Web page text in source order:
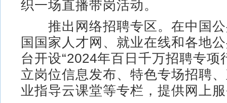
织一场直播带岗活动。
推出网络招聘专区。在中国公
国国家人才网、就业在线和各地
台开设“2024年百日千万招聘专项
立岗位信息发布、特色专场招聘
业指导云课堂等专栏，提供网上